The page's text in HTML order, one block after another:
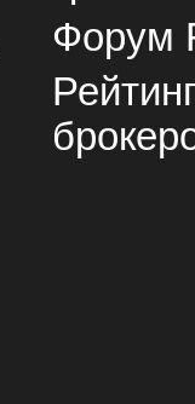
Форум